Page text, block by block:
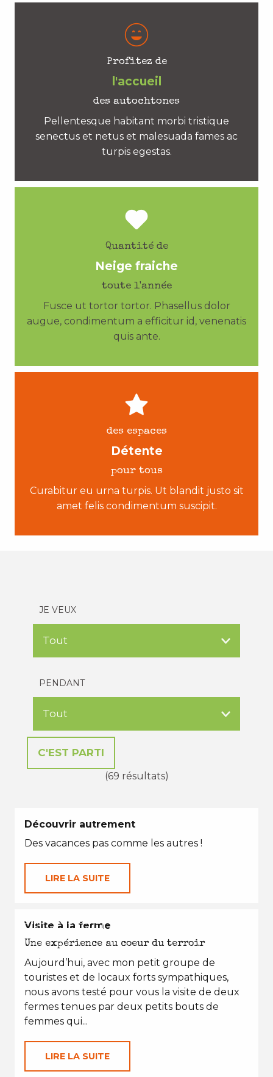
Profitez de
l'accueil
des autochtones
Pellentesque habitant morbi tristique
senectus et netus et malesuada fames ac
turpis egestas.
Quantité de
Neige fraiche
toute l'année
Fusce ut tortor tortor. Phasellus dolor
augue, condimentum a efficitur id, venenatis
quis ante.
des espaces
Détente
pour tous
Curabitur eu urna turpis. Ut blandit justo sit
amet felis condimentum suscipit.
JE VEUX
PENDANT
(69 résultats)
Découvrir autrement
Des vacances pas comme les autres !
LIRE LA SUITE
EN TOUTES SAISONS
Visite à la ferme
Une expérience au coeur du terroir
Aujourd’hui, avec mon petit groupe de
touristes et de locaux forts sympathiques,
nous avons testé pour vous la visite de deux
fermes tenues par deux petits bouts de
femmes qui...
LIRE LA SUITE